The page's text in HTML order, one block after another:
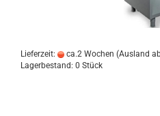
Lieferzeit: ca.2 Wochen (Ausland
Lagerbestand: 0 Stück